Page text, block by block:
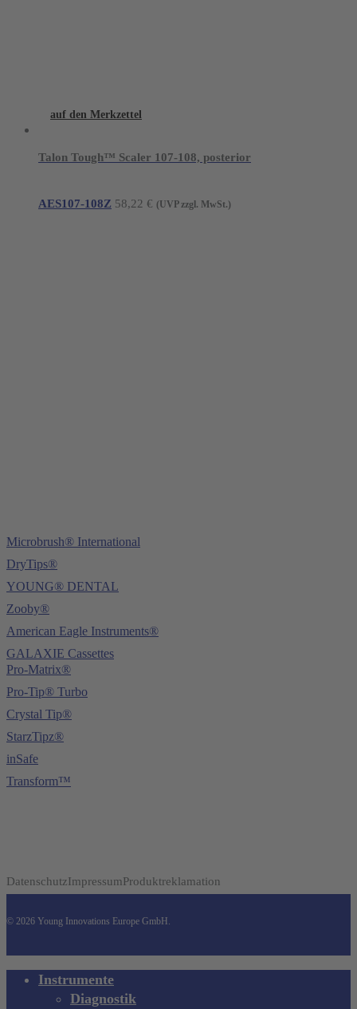
auf den Merkzettel
Talon Tough™ Scaler 107-108, posterior
AES107-108Z 58,22 € (UVP zzgl. MwSt.)
Microbrush® International
DryTips®
YOUNG® DENTAL
Zooby®
American Eagle Instruments®
GALAXIE Cassettes
Pro-Matrix®
Pro-Tip® Turbo
Crystal Tip®
StarzTipz®
inSafe
Transform™
DatenschutzImpressumProduktreklamation
© 2026 Young Innovations Europe GmbH.
Close Instrumente
Diagnostik